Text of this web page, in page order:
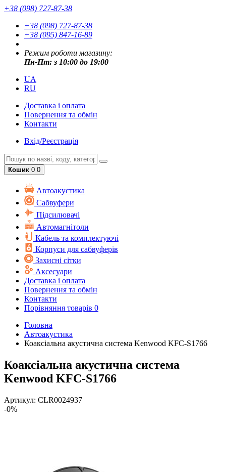
+38 (098) 727-87-38
+38 (098) 727-87-38
+38 (095) 847-16-89
Режим роботи магазину:
Пн-Пт: з 10:00 до 19:00
UA
RU
Доставка і оплата
Повернення та обмін
Контакти
Вхід/Реєстрація
Кошик 0 0
Автоакустика
Cабвуфери
Підсилювачі
Автомагнітоли
Кабель та комплектуючі
Корпуси для сабвуферів
Захисні сітки
Аксесуари
Доставка і оплата
Повернення та обмін
Контакти
Порівняння товарів 0
Головна
Автоакустика
Коаксіальна акустична система Kenwood KFC-S1766
Коаксіальна акустична система
Kenwood KFC-S1766
Артикул: CLR0024937
-0%